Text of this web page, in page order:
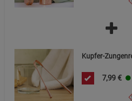
Kupfer-
7,99 €
Funktionale Cookies (1)
Cookie-Informationen
Statistik Cookies (2)